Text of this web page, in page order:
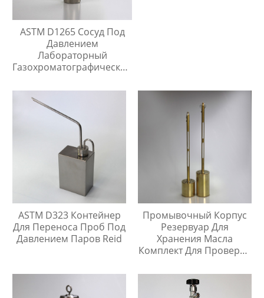
ASTM D1265 Сосуд Под
Давлением
Лабораторный
Газохроматографический
ASTM D323 Контейнер
Для Переноса Проб Под
Давлением Паров Reid
Промывочный Корпус
Резервуар Для
Хранения Масла
Комплект Для Проверки